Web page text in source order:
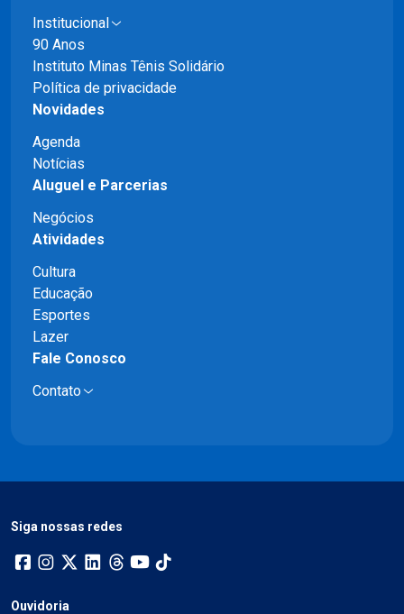
Institucional
90 Anos
Instituto Minas Tênis Solidário
Política de privacidade
Novidades
Agenda
Notícias
Aluguel e Parcerias
Negócios
Atividades
Cultura
Educação
Esportes
Lazer
Fale Conosco
Contato
Siga nossas redes
Ouvidoria